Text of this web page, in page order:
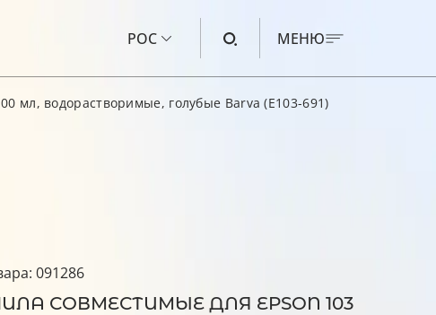
РОС МЕНЮ
мл, водорастворимые, голубые Barva (E103-691)
091286
СОВМЕСТИМЫЕ ДЛЯ EPSON 103